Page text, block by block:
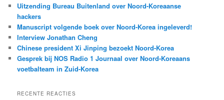
n
Uitzending Bureau Buitenland over Noord-Koreaanse
hackers
Manuscript volgende boek over Noord-Korea ingeleverd!
Interview Jonathan Cheng
Chinese president Xi Jinping bezoekt Noord-Korea
Gesprek bij NOS Radio 1 Journaal over Noord-Koreaans
voetbalteam in Zuid-Korea
RECENTE REACTIES